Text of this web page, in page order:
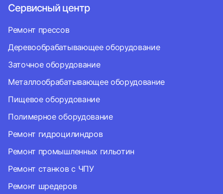
Сервисный центр
Ремонт прессов
Деревообрабатывающее оборудование
Заточное оборудование
Металлообрабатывающее оборудование
Пищевое оборудование
Полимерное оборудование
Ремонт гидроцилиндров
Ремонт промышленных гильотин
Ремонт станков с ЧПУ
Ремонт шредеров